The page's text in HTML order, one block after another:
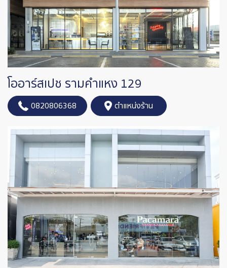
โออาร์สเปช รามคำแหง 129
0820806368 ตำแหน่งร้าน